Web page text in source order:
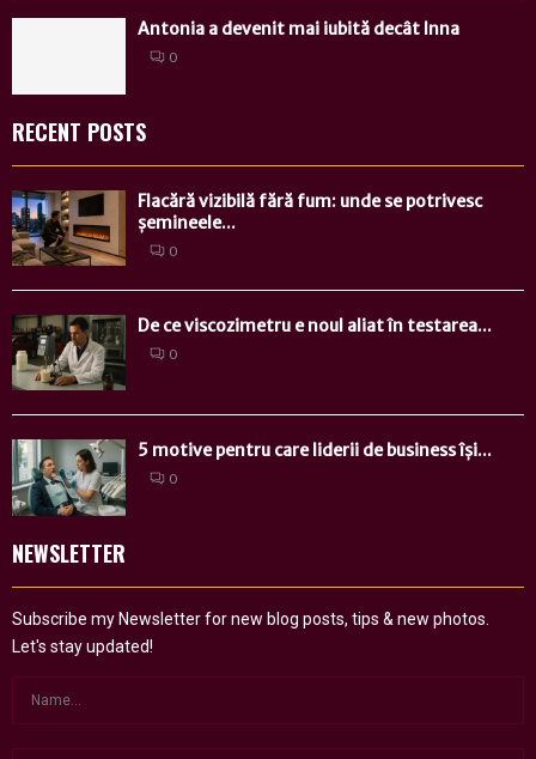
Antonia a devenit mai iubită decât Inna
0
RECENT POSTS
Flacără vizibilă fără fum: unde se potrivesc
șemineele...
0
De ce viscozimetru e noul aliat în testarea...
0
5 motive pentru care liderii de business își...
0
NEWSLETTER
Subscribe my Newsletter for new blog posts, tips & new photos.
Let's stay updated!